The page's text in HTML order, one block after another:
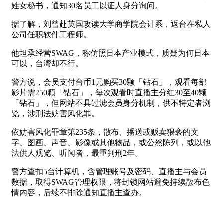
姓女秘书，通知30名员工以证人身分询问。
据了解，刘曾赴英国攻读大学商学院会计系，返台在私人
公司任职软件工程师。
他坦承经营SWAG，称仿照日本产业模式，质疑为何日本
可以，台湾却不行。
警方说，会员支付台币1元购买30颗「钻石」，观看每部
影片需250颗「钻石」，每次观看时直播主分红30至40颗
「钻石」，但网站不具过滤会员身分机制，供不特定者浏
览，涉刑法妨害风化罪。
依妨害风化罪章第235条，散布、播送或贩卖猥亵的文
字、图画、声音、影像或其他物品，或公然陈列，或以他
法供人观览、听闻者，最重判刑2年。
警方查扣5台计算机，含管理账号及密码、直播主与会员
数据，取得SWAG管理权限，将封锁网站避免持续散布色
情内容，后续不排除通知直播主查办。